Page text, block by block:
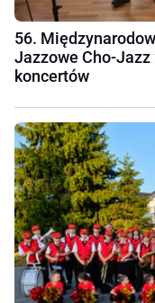
56.
Jazzowe Cho-Jazz
koncertów